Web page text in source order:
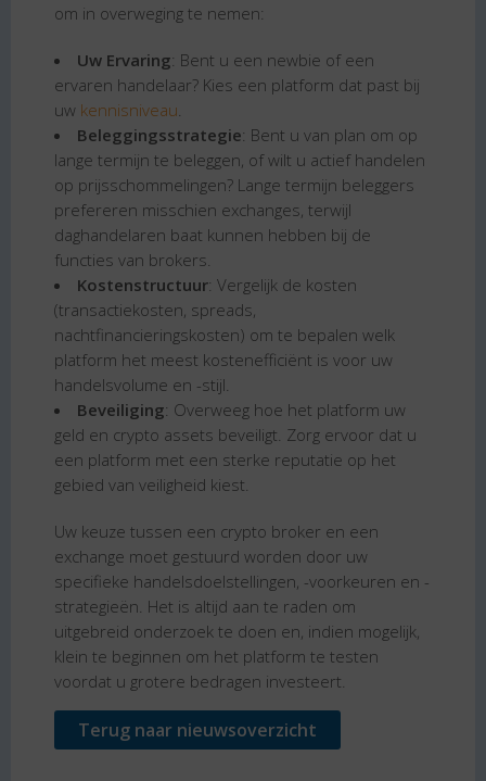
om in overweging te nemen:
Uw Ervaring: Bent u een newbie of een
ervaren handelaar? Kies een platform dat past bij
uw kennisniveau.
Beleggingsstrategie: Bent u van plan om op
lange termijn te beleggen, of wilt u actief handelen
op prijsschommelingen? Lange termijn beleggers
prefereren misschien exchanges, terwijl
daghandelaren baat kunnen hebben bij de
functies van brokers.
Kostenstructuur: Vergelijk de kosten
(transactiekosten, spreads,
nachtfinancieringskosten) om te bepalen welk
platform het meest kostenefficiënt is voor uw
handelsvolume en -stijl.
Beveiliging: Overweeg hoe het platform uw
geld en crypto assets beveiligt. Zorg ervoor dat u
een platform met een sterke reputatie op het
gebied van veiligheid kiest.
Uw keuze tussen een crypto broker en een
exchange moet gestuurd worden door uw
specifieke handelsdoelstellingen, -voorkeuren en -
strategieën. Het is altijd aan te raden om
uitgebreid onderzoek te doen en, indien mogelijk,
klein te beginnen om het platform te testen
voordat u grotere bedragen investeert.
Terug naar nieuwsoverzicht